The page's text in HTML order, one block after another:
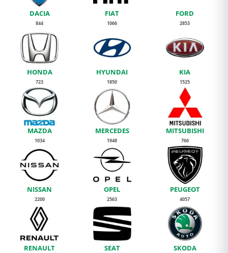
DACIA
844
FIAT
1066
FORD
2853
HONDA
723
HYUNDAI
1850
KIA
1525
MAZDA
1034
MERCEDES
1948
MITSUBISHI
766
NISSAN
2200
OPEL
2563
PEUGEOT
4057
RENAULT SEAT SKODA